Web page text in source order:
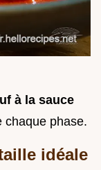
à la sauce
chaque phase.
idéale